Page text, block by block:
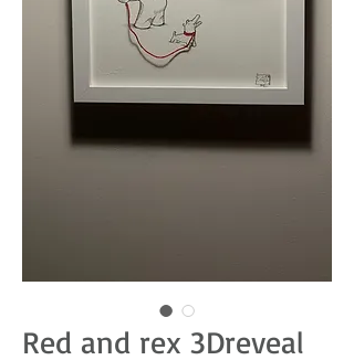
Red and rex 3Dreveal